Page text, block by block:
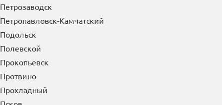
Петрозаводск
Петропавловск-Камчатский
Подольск
Полевской
Прокопьевск
Протвино
Прохладный